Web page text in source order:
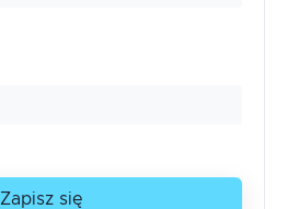
Zapisz się